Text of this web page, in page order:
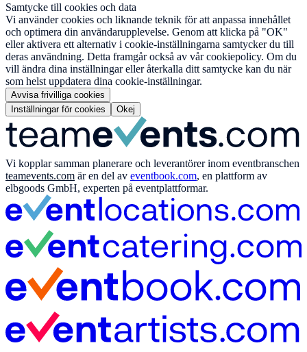
Samtycke till cookies och data
Vi använder cookies och liknande teknik för att anpassa innehållet
och optimera din användarupplevelse. Genom att klicka på "OK"
eller aktivera ett alternativ i cookie-inställningarna samtycker du till
deras användning. Detta framgår också av vår cookiepolicy. Om du
vill ändra dina inställningar eller återkalla ditt samtycke kan du när
som helst uppdatera dina cookie-inställningar.
Avvisa frivilliga cookies
Inställningar för cookies
Okej
Vi kopplar samman planerare och leverantörer inom eventbranschen
teamevents.com är en del av eventbook.com, en plattform av
elbgoods GmbH, experten på eventplattformar.